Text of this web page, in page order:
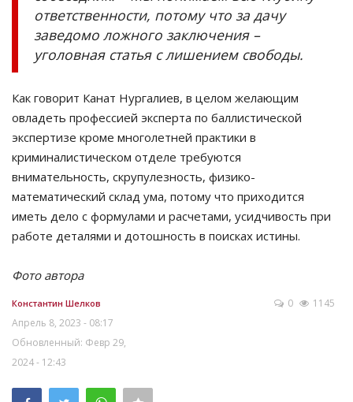
ответственности, потому что за дачу
заведомо ложного заключения –
уголовная статья с лишением свободы.
Как говорит Канат Нургалиев, в целом желающим
овладеть профессией эксперта по баллистической
экспертизе кроме многолетней практики в
криминалистическом отделе требуются
внимательность, скрупулезность, физико-
математический склад ума, потому что приходится
иметь дело с формулами и расчетами, усидчивость при
работе деталями и дотошность в поисках истины.
Фото автора
Константин Шелков
Апрель 8, 2023 - 08:17
Обновленный: Февр 29,
2024 - 12:43
0 1145